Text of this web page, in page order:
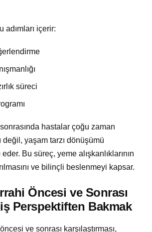
adımları içerir:
süreci
sonrasında hastalar çoğu zaman
değil, yaşam tarzı dönüşümü
eder. Bu süreç, yeme alışkanlıklarının
ve bilinçli beslenmeyi kapsar.
Öncesi ve Sonrası
Perspektiften Bakmak
öncesi ve sonrası karşılaştırması,